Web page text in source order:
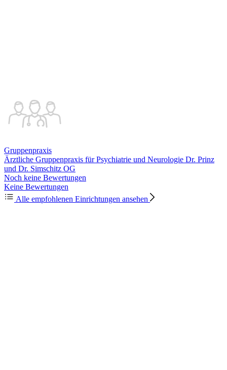
Gruppenpraxis
Ärztliche Gruppenpraxis für Psychiatrie und Neurologie Dr. Prinz
und Dr. Simschitz OG
Noch keine Bewertungen
Keine Bewertungen
Alle empfohlenen Einrichtungen ansehen